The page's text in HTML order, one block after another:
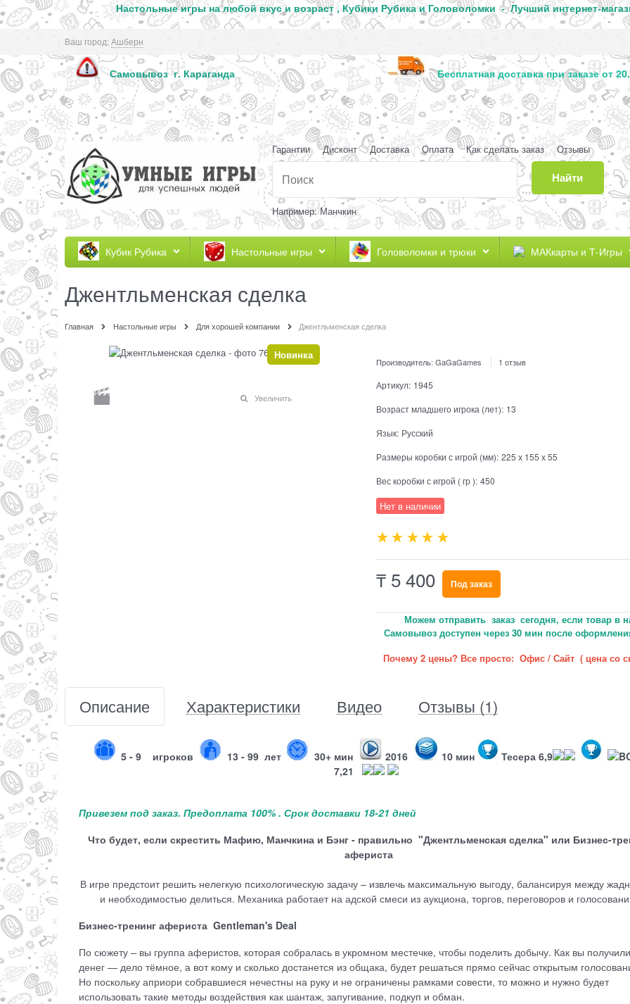
Настольные игры на любой вкус и возраст , Кубики Рубика и Головоломки - Лучший интернет-
Ваш город:Ашберн
Самовывоз г. Караганда Бесплатная доставка при заказе от
Гарантии Дисконт Доставка Оплата Как сделать заказ Отзывы
Найти
Например: Манчкин
Кубик Рубика Настольные игры Головоломки и трюки МАКкарты и Т-Игры
Джентльменская сделка
Главная Настольные игры Для хорошей компании Джентльменская сделка
Новинка
Увеличить
Производитель: GaGaGames 1 отзыв
Артикул: 1945
Возраст младшего игрока (лет): 13
Язык: Русский
Размеры коробки с игрой (мм): 225 х 155 х 55
Вес коробки с игрой ( гр ): 450
Нет в наличии
₸ 5 400 Под заказ
Можем отправить заказ сегодня, если товар в
Самовывоз доступен через 30 мин после
Почему 2 цены? Все просто: Офис / Сайт ( цена со
Описание Характеристики Видео Отзывы (1)
5 - 9 игроков 13 - 99 лет 30+ мин 2016 10 мин Тесера 6,9
7,21
Привезем под заказ. Предоплата 100% . Срок доставки 18-21 дней
Что будет, если скрестить Мафию, Манчкина и Бэнг - правильно "Джентльменская сделка" или Бизнес-
афериста
В игре предстоит решить нелегкую психологическую задачу – извлечь максимальную выгоду, балансируя между
и необходимостью делиться. Механика работает на адской смеси из аукциона, торгов, переговоров и
Бизнес-тренинг афериста Gentleman's Deal
По сюжету – вы группа аферистов, которая собралась в укромном местечке, чтобы поделить добычу. Как вы
денег — дело тёмное, а вот кому и сколько достанется из общака, будет решаться прямо сейчас открытым
Но поскольку априори собравшиеся нечестны на руку и не ограничены рамками совести, то можно и нужно будет
использовать такие методы воздействия как шантаж, запугивание, подкуп и обман.